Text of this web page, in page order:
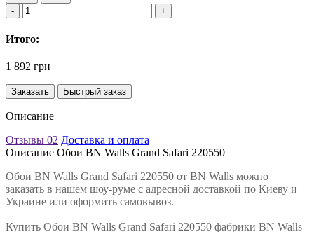
Итого:
1 892 грн
Заказать Быстрый заказ
Описание
Отзывы 02 Доставка и оплата
Описание Обои BN Walls Grand Safari 220550
Обои BN Walls Grand Safari 220550 от BN Walls можно
заказать в нашем шоу-руме с адресной доставкой по Киеву и
Украине или оформить самовывоз.
Купить Обои BN Walls Grand Safari 220550 фабрики BN Walls